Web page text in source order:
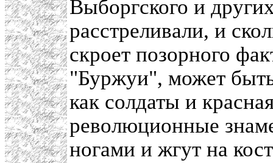
Выборгского и
расстреливали, и
скроет позорного
"Буржуи", может
как солдаты и
революционные
ногами и жгут на